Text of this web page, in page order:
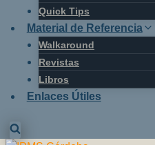
Quick Tips
Material de Referencia
Walkaround
Revistas
Libros
Enlaces Útiles